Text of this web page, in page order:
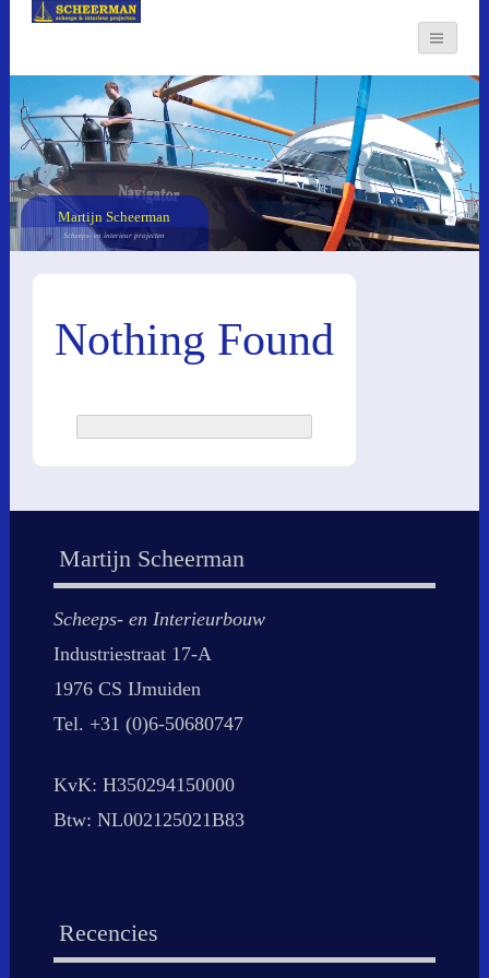
Martijn Scheerman
Scheeps- en interieur projecten
Nothing Found
Martijn Scheerman
Scheeps- en Interieurbouw
Industriestraat 17-A
1976 CS IJmuiden
Tel. +31 (0)6-50680747
KvK: H350294150000
Btw: NL002125021B83
Recencies